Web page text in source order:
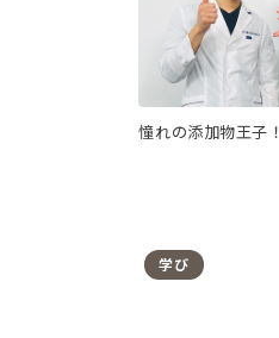
憧れの添加物王子！
学び